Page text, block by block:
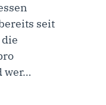
seit
wer…